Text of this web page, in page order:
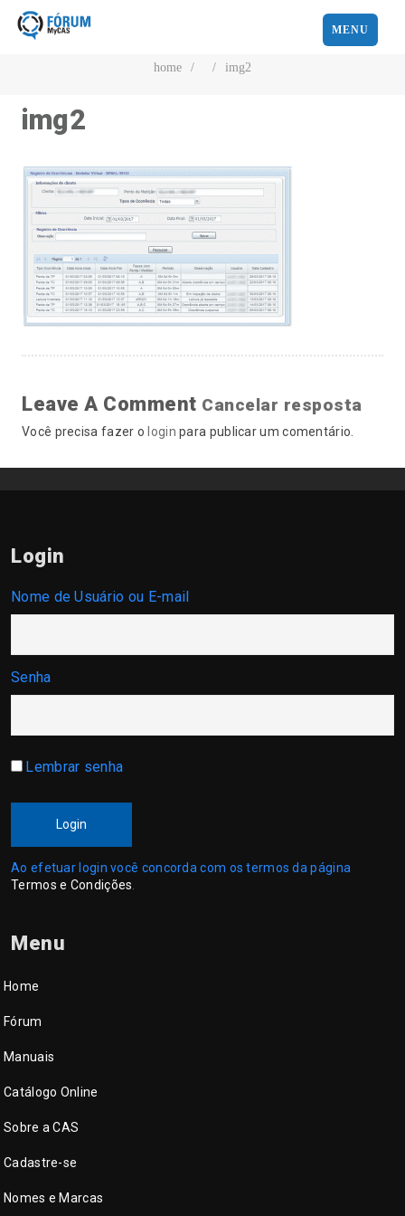
MENU
home / / img2
img2
Leave A Comment Cancelar resposta
Você precisa fazer o login para publicar um comentário.
Login
Nome de Usuário ou E-mail
Senha
Lembrar senha
Login
Ao efetuar login você concorda com os termos da página
Termos e Condições
Menu
Home
Fórum
Manuais
Catálogo Online
Sobre a CAS
Cadastre-se
Nomes e Marcas